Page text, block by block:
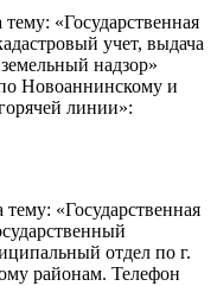
«Государственная
учет, выдача
надзор»
Новоаннинскому и
линии»:
«Государственная
отдел по г.
районам. Телефон